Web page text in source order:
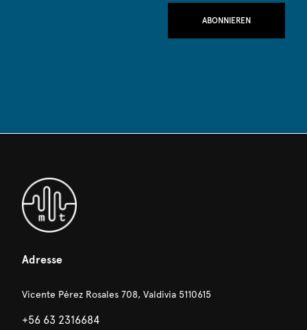
ABONNIEREN
Adresse
Vicente Pérez Rosales 708, Valdivia 5110615
+56 63 2316684